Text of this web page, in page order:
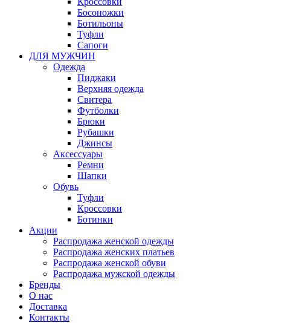
Босоножки
Ботильоны
Туфли
Сапоги
ДЛЯ МУЖЧИН
Одежда
Пиджаки
Верхняя одежда
Свитера
Футболки
Брюки
Рубашки
Джинсы
Аксессуары
Ремни
Шапки
Обувь
Туфли
Кроссовки
Ботинки
Акции
Распродажа женской одежды
Распродажа женских платьев
Распродажа женской обуви
Распродажа мужской одежды
Бренды
О нас
Доставка
Контакты